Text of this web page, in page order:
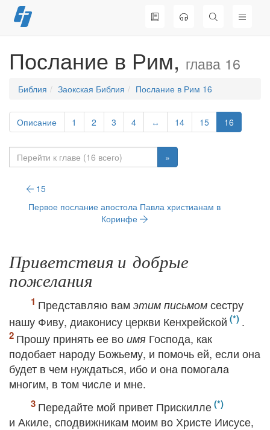
Перейти
к
Послание в Рим, глава 16
Библия Заокская Библия Послание в Рим 16
Описание 1 2 3 4 ↔ 14 15 16
»
15
Первое послание апостола Павла христианам в
Коринфе
Приветствия и добрые
пожелания
Представляю вам этим письмом сестру
нашу Фиву, диаконису церкви Кенхрейской
.
Прошу принять ее во имя Господа, как
подобает народу Божьему, и помочь ей, если она
будет в чем нуждаться, ибо и она помогала
многим, в том числе и мне.
Передайте мой привет Прискилле
и Акиле, сподвижникам моим во Христе Иисусе,